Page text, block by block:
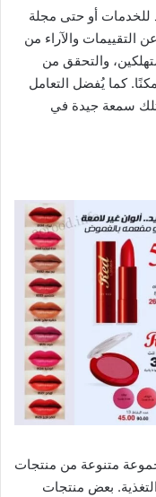
أو حتى مجلة
التقييمات والآراء من
والتحقق من
كما يُفضل التعامل
سمعة جيدة في
متنوعة من منتجات
بعض منتجات